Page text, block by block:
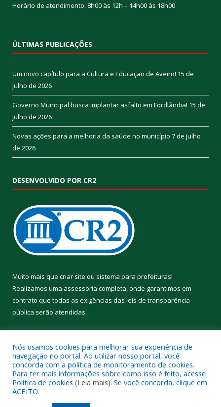
Horário de atendimento: 8h00 às 12h – 14h00 às 18h00
ÚLTIMAS PUBLICAÇÕES
Um novo capítulo para a Cultura e Educação de Aveiro! 15 de
julho de 2026
Governo Municipal busca implantar asfalto em Fordlândia! 15 de
julho de 2026
Novas ações para a melhoria da saúde no município 7 de julho
de 2026
DESENVOLVIDO POR CR2
Muito mais que criar site ou sistema para prefeituras!
Realizamos uma assessoria completa, onde garantimos em
contrato que todas as exigências das leis de transparência
pública serão atendidas.
Todos os direitos reservados a Prefeitura Municipal de Aveiro.
Nós usamos cookies para melhorar sua experiência de
navegação no portal. Ao utilizar nosso portal, você
concorda com a política de monitoramento de cookies.
Para ter mais informações sobre como isso é feito, acesse
Política de cookies (Leia mais). Se você concorda, clique em
ACEITO.